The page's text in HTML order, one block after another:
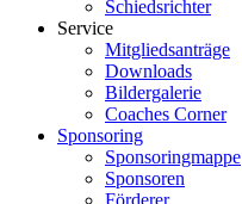
Schiedsrichter
Service
Mitgliedsanträge
Downloads
Bildergalerie
Coaches Corner
Sponsoring
Sponsoringmappe
Sponsoren
Förderer